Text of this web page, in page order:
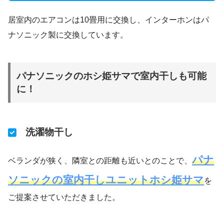
居室内のエアコンは10畳用に交換し、インターホンはパ
ナソニック製に交換しています。
パナソニックのホシ姫サマで室内干しも可能
に！
洗濯物干し
ベランダが狭く、隣室との距離も近いとのことで、パナ
ソニックの室内干しユニットホシ姫サマを
ご提案させていただきました。